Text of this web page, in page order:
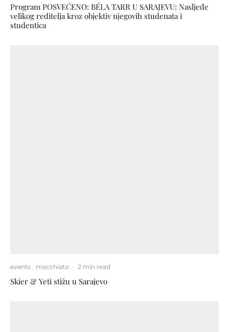
Program POSVEĆENO: BÉLA TARR U SARAJEVU: Nasljeđe
velikog reditelja kroz objektiv njegovih studenata i
studentica
events macchiato · 2 min read
Skier & Yeti stižu u Sarajevo